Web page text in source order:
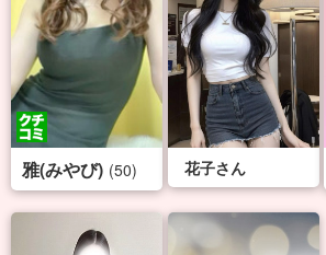
雅(みやび) (50) 花子さん